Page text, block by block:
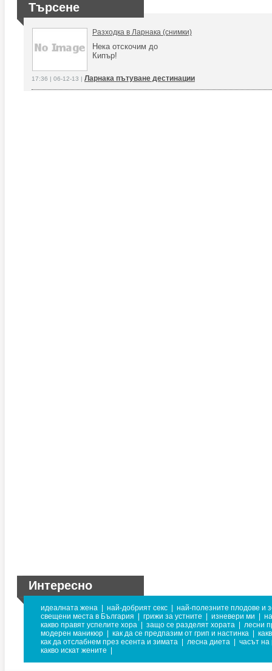
Търсене
Разходка в Ларнака (снимки)
Нека отскочим до
Кипър!
17:36 | 06-12-13 | Ларнака пътуване дестинации
Интересно
идеалната жена най-добрият секс
най-полезните плодове и
свещени места в България
грижи за устните изневери ми
какво правят успелите хора
защо се разделят хората
лесни
модерен маникюр
как да се предпазим от грип и настинка
как да отслабнем през есента и зимата
лесна диета
часът на
какво искат жените